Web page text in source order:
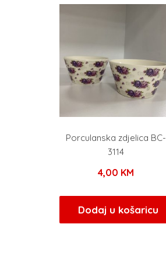
Porculanska zdjelica BC-
3114
4,00 KM
Dodaj u košaricu